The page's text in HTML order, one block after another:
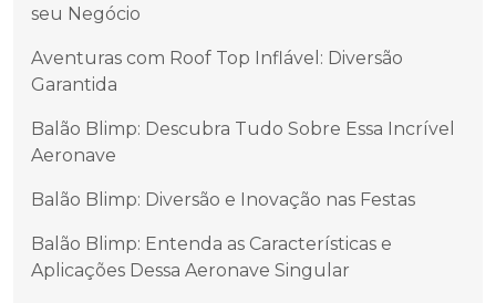
seu Negócio
Aventuras com Roof Top Inflável: Diversão
Garantida
Balão Blimp: Descubra Tudo Sobre Essa Incrível
Aeronave
Balão Blimp: Diversão e Inovação nas Festas
Balão Blimp: Entenda as Características e
Aplicações Dessa Aeronave Singular